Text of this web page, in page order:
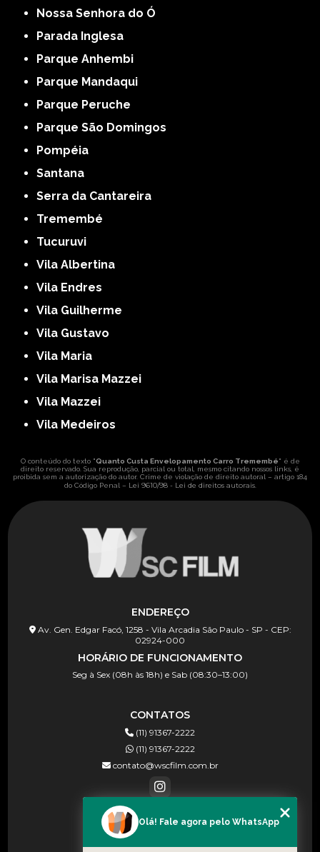
Nossa Senhora do Ó
Parada Inglesa
Parque Anhembi
Parque Mandaqui
Parque Peruche
Parque São Domingos
Pompéia
Santana
Serra da Cantareira
Tremembé
Tucuruvi
Vila Albertina
Vila Endres
Vila Guilherme
Vila Gustavo
Vila Maria
Vila Marisa Mazzei
Vila Mazzei
Vila Medeiros
O conteúdo do texto "Quanto Custa Envelopamento Carro Tremembé" é de
direito reservado. Sua reprodução, parcial ou total, mesmo citando nossos links, é
proibida sem a autorização do autor. Crime de violação de direito autoral – artigo 184
do Código Penal – Lei 9610/98 - Lei de direitos autorais.
ENDEREÇO
Av. Gen. Edgar Facó, 1258 - Vila Arcadia São Paulo - SP - CEP:
02924-000
HORÁRIO DE FUNCIONAMENTO
Seg à Sex (08h às 18h) e Sab (08:30–13:00)
CONTATOS
(11) 91367-2222
(11) 91367-2222
contato@wscfilm.com.br
MENU
HOME
Olá! Fale agora pelo WhatsApp